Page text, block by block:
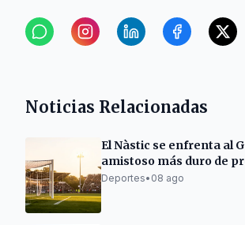
Noticias Relacionadas
El Nàstic se enfrenta al
amistoso más duro de
Deportes• 08 ago